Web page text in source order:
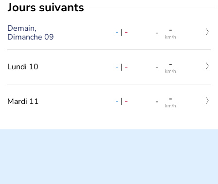
jours suivants
Demain,
Dimanche 09
- | - - -
km/h
Lundi 10 - | - - -
km/h
Mardi 11 - | - - -
km/h